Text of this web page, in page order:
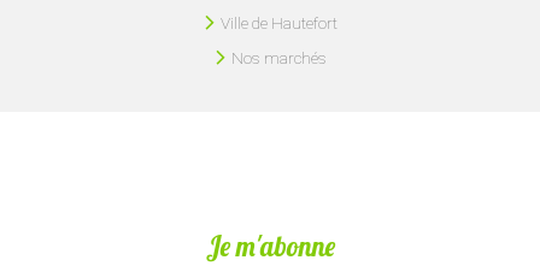
Ville de Hautefort
Nos marchés
Je m'abonne